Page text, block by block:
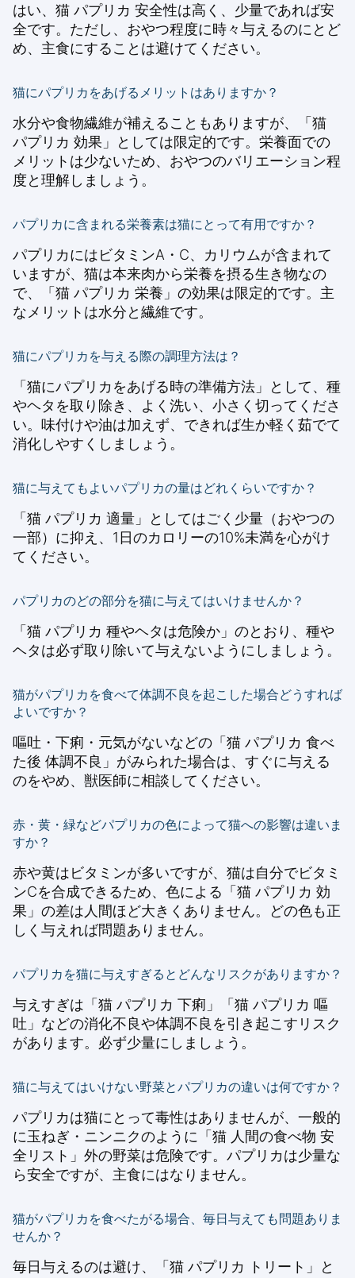
はい、猫 パプリカ 安全性は高く、少量であれば安
全です。ただし、おやつ程度に時々与えるのにとど
め、主食にすることは避けてください。
猫にパプリカをあげるメリットはありますか？
水分や食物繊維が補えることもありますが、「猫
パプリカ 効果」としては限定的です。栄養面での
メリットは少ないため、おやつのバリエーション程
度と理解しましょう。
パプリカに含まれる栄養素は猫にとって有用ですか？
パプリカにはビタミンA・C、カリウムが含まれて
いますが、猫は本来肉から栄養を摂る生き物なの
で、「猫 パプリカ 栄養」の効果は限定的です。主
なメリットは水分と繊維です。
猫にパプリカを与える際の調理方法は？
「猫にパプリカをあげる時の準備方法」として、種
やヘタを取り除き、よく洗い、小さく切ってくださ
い。味付けや油は加えず、できれば生か軽く茹でて
消化しやすくしましょう。
猫に与えてもよいパプリカの量はどれくらいですか？
「猫 パプリカ 適量」としてはごく少量（おやつの
一部）に抑え、1日のカロリーの10%未満を心がけ
てください。
パプリカのどの部分を猫に与えてはいけませんか？
「猫 パプリカ 種やヘタは危険か」のとおり、種や
ヘタは必ず取り除いて与えないようにしましょう。
猫がパプリカを食べて体調不良を起こした場合どうすれば
よいですか？
嘔吐・下痢・元気がないなどの「猫 パプリカ 食べ
た後 体調不良」がみられた場合は、すぐに与える
のをやめ、獣医師に相談してください。
赤・黄・緑などパプリカの色によって猫への影響は違いま
すか？
赤や黄はビタミンが多いですが、猫は自分でビタミ
ンCを合成できるため、色による「猫 パプリカ 効
果」の差は人間ほど大きくありません。どの色も正
しく与えれば問題ありません。
パプリカを猫に与えすぎるとどんなリスクがありますか？
与えすぎは「猫 パプリカ 下痢」「猫 パプリカ 嘔
吐」などの消化不良や体調不良を引き起こすリスク
があります。必ず少量にしましょう。
猫に与えてはいけない野菜とパプリカの違いは何ですか？
パプリカは猫にとって毒性はありませんが、一般的
に玉ねぎ・ニンニクのように「猫 人間の食べ物 安
全リスト」外の野菜は危険です。パプリカは少量な
ら安全ですが、主食にはなりません。
猫がパプリカを食べたがる場合、毎日与えても問題ありま
せんか？
毎日与えるのは避け、「猫 パプリカ トリート」と